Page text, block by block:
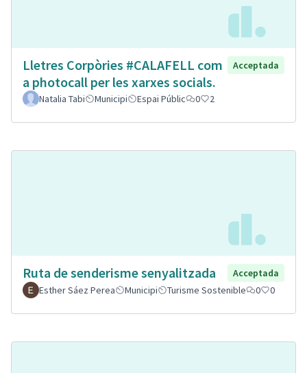
Lletres Corpòries #CALAFELL com
a photocall per les xarxes socials.
Acceptada
Natalia Tabi Municipi Espai Públic 0 2
Ruta de senderisme senyalitzada
Acceptada
Esther Sáez Perea
Municipi Turisme Sostenible 0 0